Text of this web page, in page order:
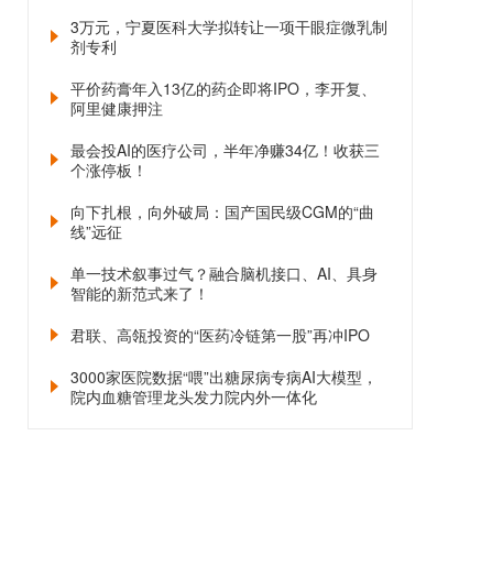
3万元，宁夏医科大学拟转让一项干眼症微乳制
剂专利
平价药膏年入13亿的药企即将IPO，李开复、
阿里健康押注
最会投AI的医疗公司，半年净赚34亿！收获三
个涨停板！
向下扎根，向外破局：国产国民级CGM的“曲
线”远征
单一技术叙事过气？融合脑机接口、AI、具身
智能的新范式来了！
君联、高瓴投资的“医药冷链第一股”再冲IPO
3000家医院数据“喂”出糖尿病专病AI大模型，
院内血糖管理龙头发力院内外一体化